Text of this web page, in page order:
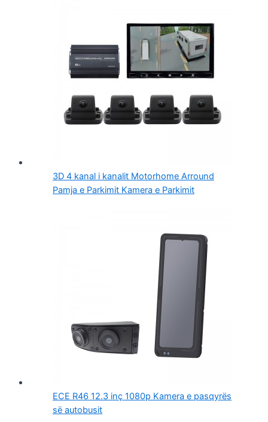
3D 4 kanal i kanalit Motorhome Arround
Pamja e Parkimit Kamera e Parkimit
ECE R46 12.3 inç 1080p Kamera e pasqyrës
së autobusit